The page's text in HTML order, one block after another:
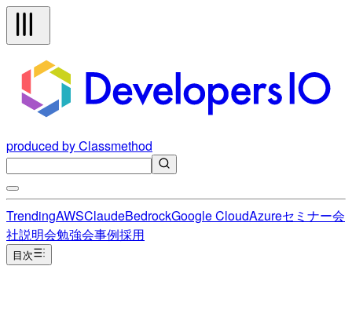
produced by Classmethod
TrendingAWSClaudeBedrockGoogle CloudAzureセミナー会
社説明会勉強会事例採用
目次